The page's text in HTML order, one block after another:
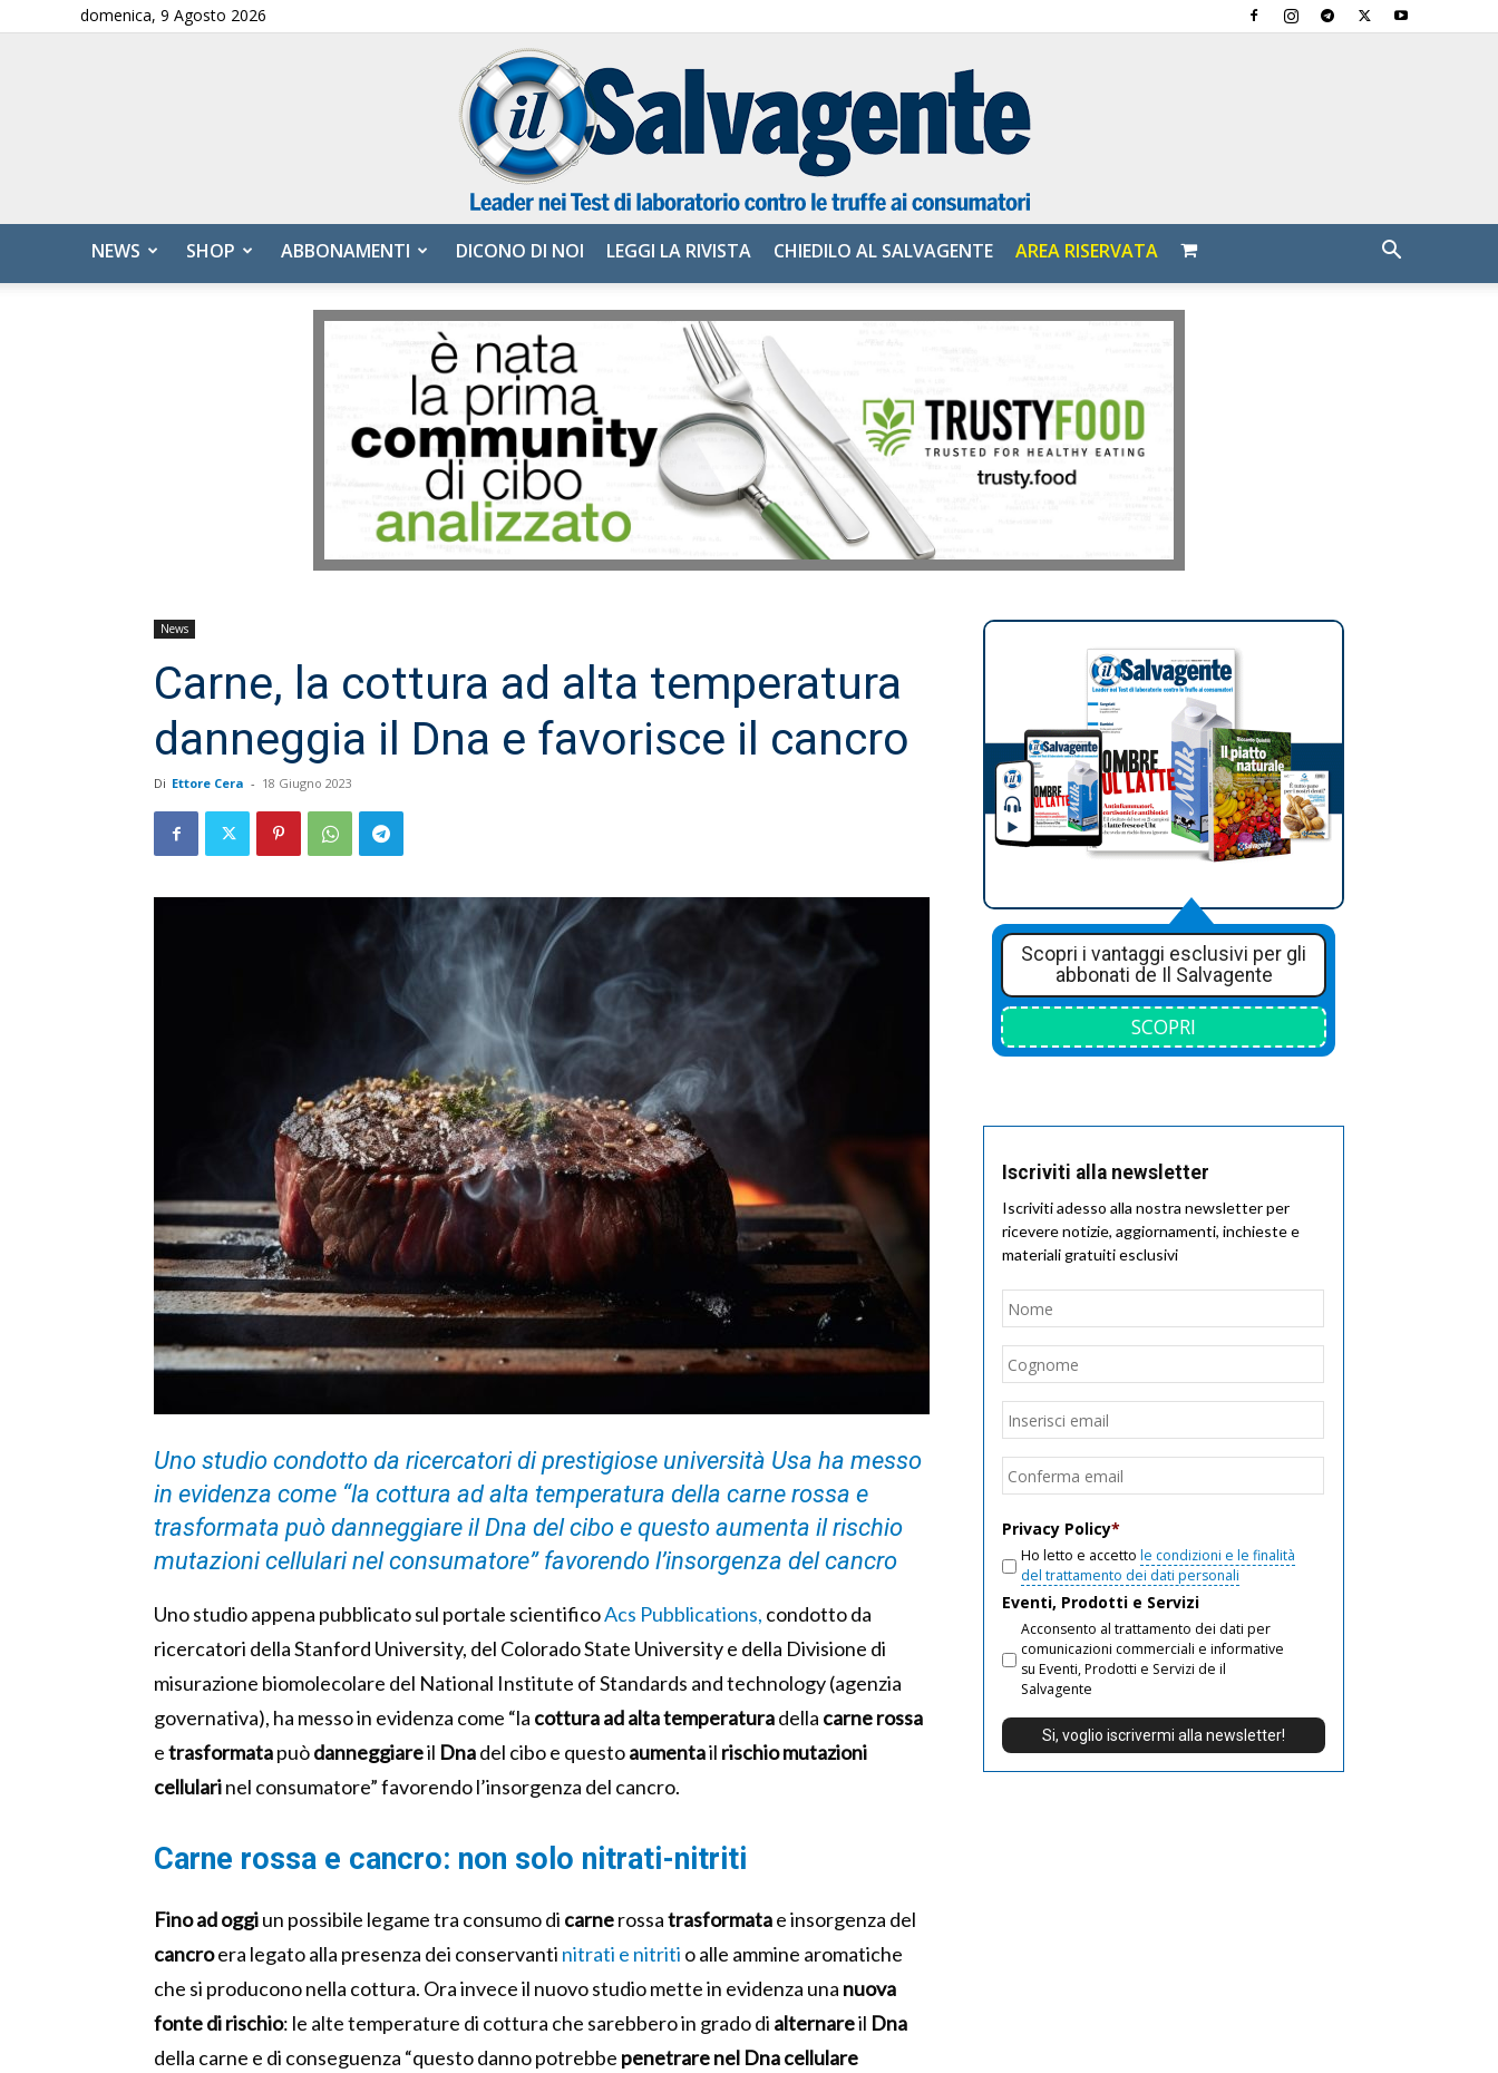
domenica, 9 Agosto 2026
Salvagente
NEWS SHOP ABBONAMENTI DICONO DI NOI LEGGI LA RIVISTA CHIEDILO AL SALVAGENTE AREA RISERVATA
News
Carne, la cottura ad alta temperatura
danneggia il Dna e favorisce il cancro
Di Ettore Cera - 18 Giugno 2023
Uno studio condotto da ricercatori di prestigiose università Usa ha messo
in evidenza come “la cottura ad alta temperatura della carne rossa e
trasformata può danneggiare il Dna del cibo e questo aumenta il rischio
mutazioni cellulari nel consumatore” favorendo l’insorgenza del cancro
Uno studio appena pubblicato sul portale scientificoAcs Pubblications, condotto da
ricercatori della Stanford University, del Colorado State University e della Divisione di
misurazione biomolecolare del National Institute of Standards and technology (agenzia
governativa), ha messo in evidenza come “la cottura ad alta temperaturadella carnerossa
etrasformatapuòdanneggiareil Dnadel cibo e questoaumentail rischiomutazioni
cellularinel consumatore” favorendo l’insorgenza del cancro.
Carne rossa e cancro: non solo nitrati-nitriti
Fino ad oggiun possibile legame tra consumo di carnerossatrasformatae insorgenza del
cancroera legato alla presenza dei conservanti nitrati e nitriti o alle ammine aromatiche
che si producono nella cottura. Ora invece il nuovo studio mette in evidenza una nuova
fonte di rischio: le alte temperature di cottura che sarebbero in grado di alternareil Dna
della carne e di conseguenza “questo danno potrebbe penetrare nel Dna cellulare
Scopri i vantaggi esclusivi per gli
abbonati de Il Salvagente
SCOPRI
Iscriviti alla newsletter
Iscriviti adesso alla nostra newsletter per
ricevere notizie, aggiornamenti, inchieste e
materiali gratuiti esclusivi
Nome
Email
Privacy Policy*
Ho letto e accetto le condizioni e le finalità
del trattamento dei dati personali
Eventi, Prodotti e Servizi
Acconsento al trattamento dei dati per
comunicazioni commerciali e informative
su Eventi, Prodotti e Servizi de il
Salvagente